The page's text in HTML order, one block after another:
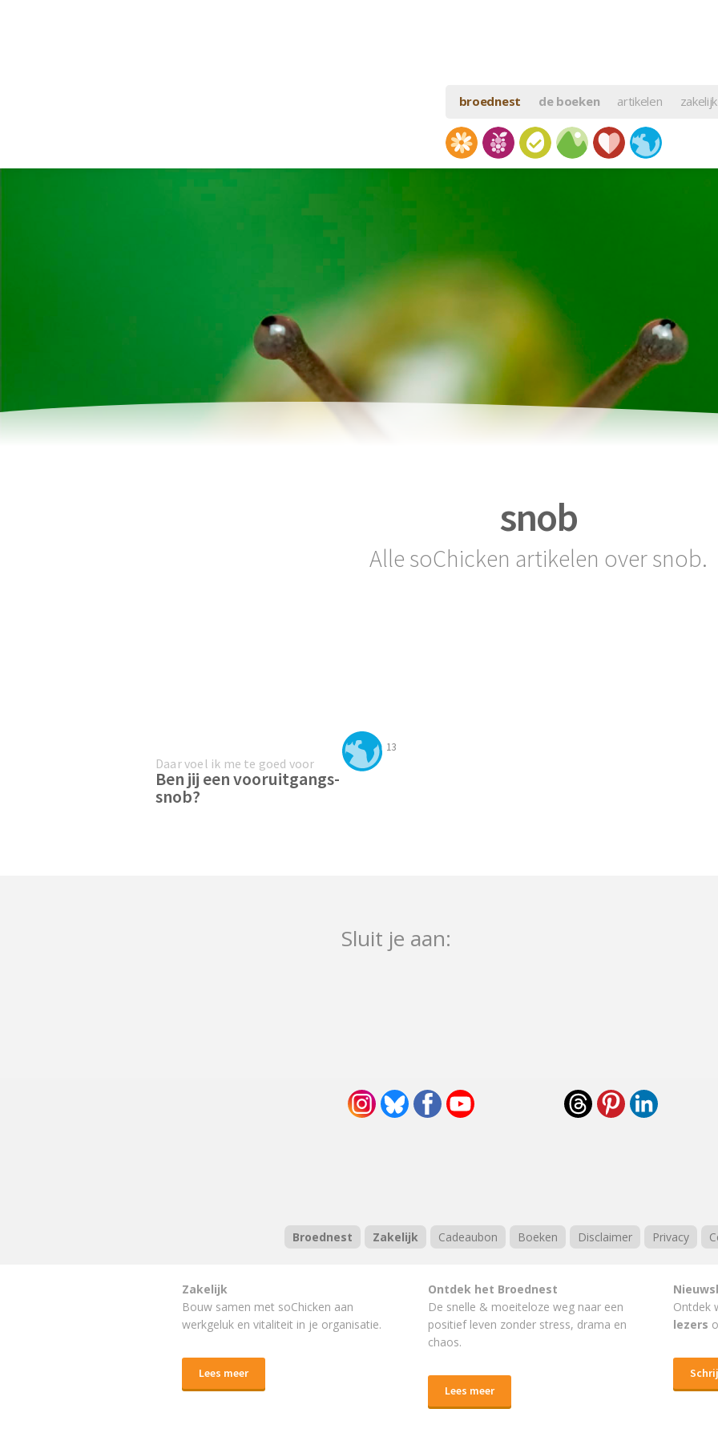
broednest de boeken artikelen zakelijk
snob
Alle soChicken artikelen over snob.
13
Daar voel ik me te goed voor
Ben jij een vooruitgangs-
snob?
Sluit je aan:
Broednest Zakelijk Cadeaubon Boeken Disclaimer Privacy
Zakelijk
Bouw samen met soChicken aan
werkgeluk en vitaliteit in je organisatie.
Lees meer
Ontdek het Broednest
De snelle & moeiteloze weg naar een
positief leven zonder stress, drama en
chaos.
Lees meer
Ontdek
lezers